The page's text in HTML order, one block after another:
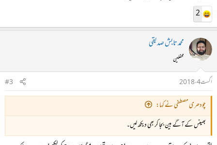
2
محمد تابش صدیقی
محفلین
اگست 4، 2018
#3
چودھری مصطفی نے کہا:
بھینس کے آگے بین بجا کر بھی دیکھ لیں۔